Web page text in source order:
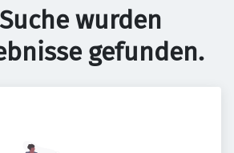
wurden
gefunden.